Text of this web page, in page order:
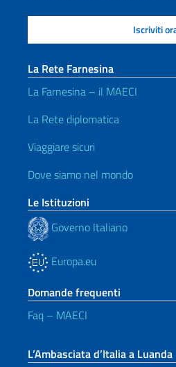
La Rete Farnesina
La Farnesina – il MAECI
La Rete diplomatica
Viaggiare sicuri
Dove siamo nel mondo
Le Istituzioni
Governo Italiano
Europa.eu
Domande frequenti
Faq – MAECI
L’Ambasciata d’Italia a Luanda